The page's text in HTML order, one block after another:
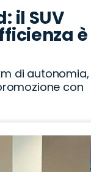
il SUV
è
di autonomia,
con